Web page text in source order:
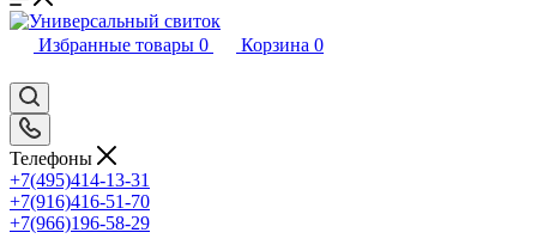
Избранные товары 0 Корзина 0
Телефоны
+7(495)414-13-31
+7(916)416-51-70
+7(966)196-58-29